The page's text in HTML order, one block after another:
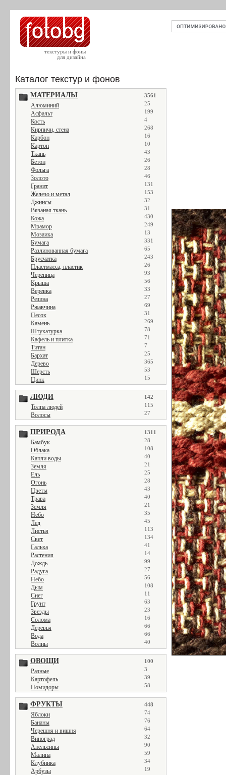
текстуры и фоны
для дизайна
Каталог текстур и фонов
МАТЕРИАЛЫ 3561
Алюминий 25
Асфальт 199
Кость 4
Кирпичи, стена 268
Карбон 16
Картон 10
Ткань 43
Бетон 26
Фольга 28
Золото 46
Гранит 131
Железо и метал 153
Джинсы 32
Вязаная ткань 31
Кожа 430
Мрамор 249
Мозаика 13
Бумага 331
Разлинованная бумага 65
Брусчатка 243
Пластмасса, пластик 26
Черепица 93
Крыша 56
Веревка 33
Резина 27
Ржавчина 69
Песок 31
Камень 269
Штукатурка 78
Кафель и плитка 71
Титан 7
Бархат 25
Дерево 365
Шерсть 53
Цинк 15
ЛЮДИ 142
Толпа людей 115
Волосы 27
ПРИРОДА 1311
Бамбук 28
Облака 108
Капли воды 40
Земля 21
Ель 25
Огонь 28
Цветы 43
Трава 40
Земля 21
Небо 35
Лед 45
Листья 113
Свет 134
Галька 41
Растения 14
Дождь 99
Радуга 27
Небо 56
Дым 108
Снег 11
Грунт 63
Звезды 23
Солома 16
Деревья 66
Вода 66
Волны 40
ОВОЩИ 100
Разные 3
Картофель 39
Помидоры 58
ФРУКТЫ 448
Яблоки 74
Бананы 76
Черешня и вишня 64
Виноград 32
Апельсины 90
Малина 59
Клубника 34
Арбузы 19